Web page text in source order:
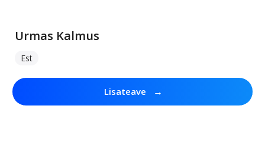
Urmas Kalmus
Est
Lisateave →